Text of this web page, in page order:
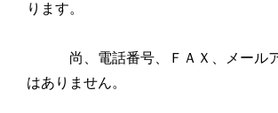
ります。
尚、電話番号、ＦＡＸ、メールア
はありません。